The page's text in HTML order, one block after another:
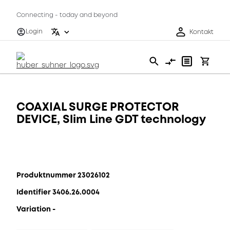
Connecting - today and beyond
Login
Kontakt
COAXIAL SURGE PROTECTOR
DEVICE, Slim Line GDT technology
Produktnummer 23026102
Identifier 3406.26.0004
Variation -